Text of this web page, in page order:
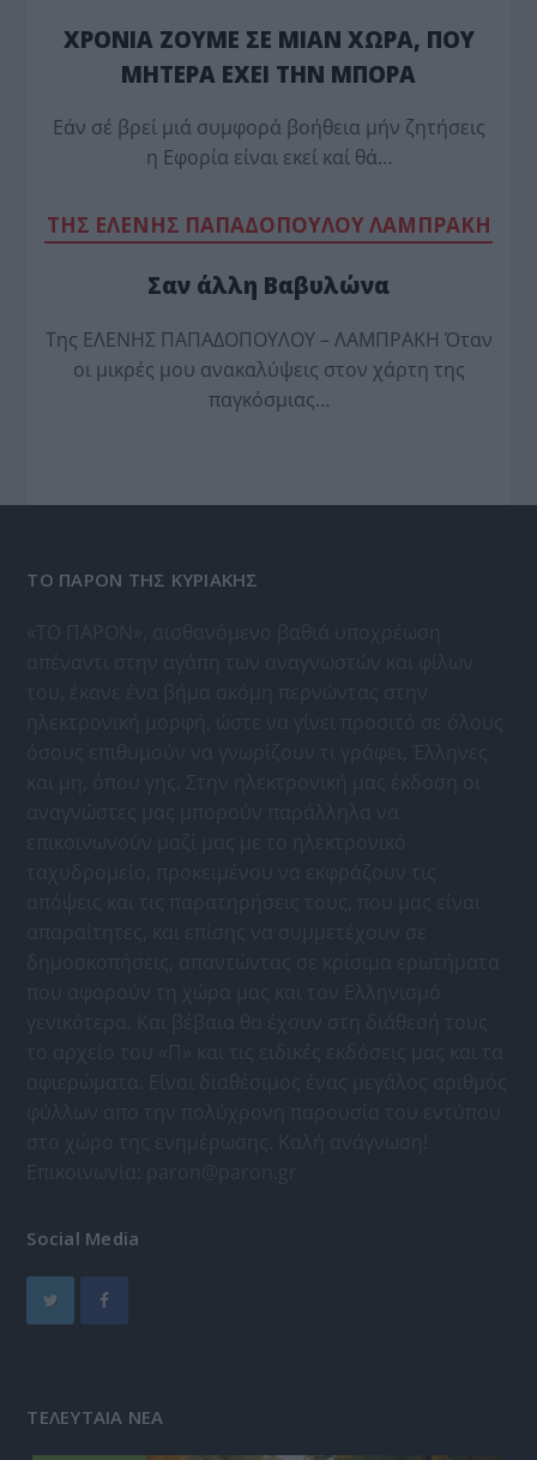
ΧΡΟΝΙΑ ΖΟΥΜΕ ΣΕ ΜΙΑΝ ΧΩΡΑ, ΠΟΥ
ΜΗΤΕΡΑ ΕΧΕΙ ΤΗΝ ΜΠΟΡΑ
Εάν σέ βρεί μιά συμφορά βοήθεια μήν ζητήσεις
η Εφορία είναι εκεί καί θά…
TΗΣ ΕΛΕΝΗΣ ΠΑΠΑΔΟΠΟΥΛΟΥ ΛΑΜΠΡΑΚΗ
Σαν άλλη Βαβυλώνα
Της ΕΛΕΝΗΣ ΠΑΠΑΔΟΠΟΥΛΟΥ – ΛΑΜΠΡΑΚΗ Όταν
οι μικρές μου ανακαλύψεις στον χάρτη της
παγκόσμιας…
ΤΟ ΠΑΡΟΝ ΤΗΣ ΚΥΡΙΑΚΗΣ
Social Media
ΤΕΛΕΥΤΑΙΑ ΝΕΑ